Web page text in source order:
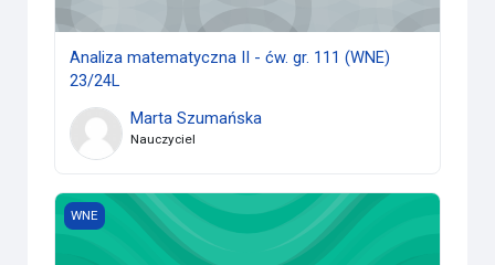
Analiza matematyczna II - ćw. gr. 111 (WNE)
23/24L
Marta Szumańska
Nauczyciel
Algorithms for Data Science (WNE) 23/24L
WNE